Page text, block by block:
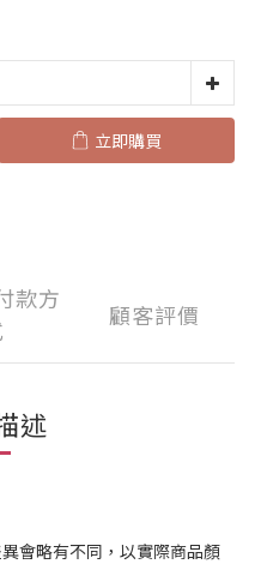
立即購買
款方
顧客評價
述
會略有不同，以實際商品顏